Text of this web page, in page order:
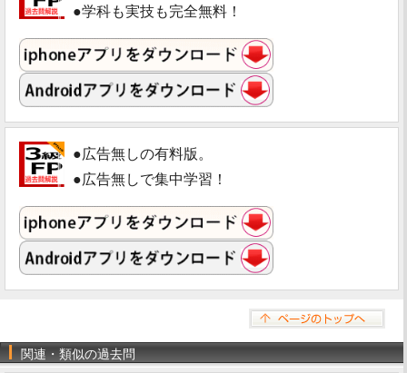
●学科も実技も完全無料！
●広告無しの有料版。
●広告無しで集中学習！
関連・類似の過去問